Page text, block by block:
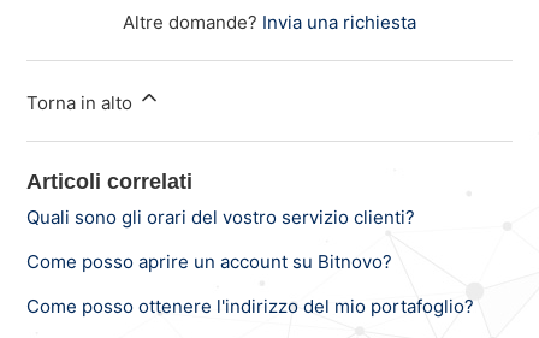
Altre domande? Invia una richiesta
Torna in alto
Articoli correlati
Quali sono gli orari del vostro servizio clienti?
Come posso aprire un account su Bitnovo?
Come posso ottenere l'indirizzo del mio portafoglio?